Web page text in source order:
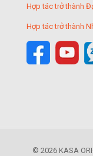
Hợp tác trở thành
Hợp tác trở thành
© 2026 KASA